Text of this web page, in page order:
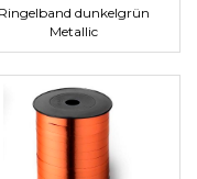
Ringelband dunkelgrün
Metallic